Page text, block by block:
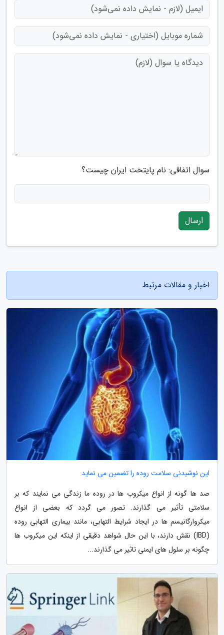
سوال اتفاقی: نام پایتخت ایران چیست؟
ارسال
اخبار و مقالات مرتبط
این نوشیدنی سلامت روده را تضمین می نماید
صد ها گونه از انواع میکروب ها در روده ما زندگی می نمایند که بر
سلامتی تأثیر می گذارند. تصور می گردد که بعضی از انواع
میکروارگانیسم ها در ایجاد شرایط التهابی، مانند بیماری التهابی روده
(IBD) نقش دارند، با این حال شواهد دقیقی از اینکه این میکروب ها
چگونه بر سلول های ایمنی تاثیر می گذارند...